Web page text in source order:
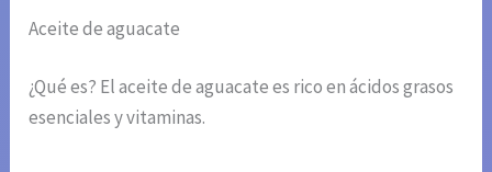
Aceite de aguacate
¿Qué es? El aceite de aguacate es rico en ácidos grasos
esenciales y vitaminas.